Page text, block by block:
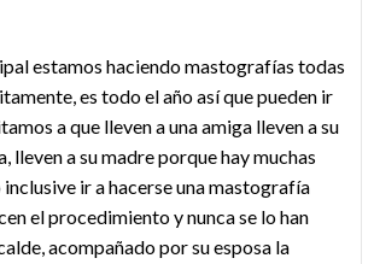
estamos haciendo mastografías todas
es todo el año así que pueden ir
a que lleven a una amiga lleven a su
lleven a su madre porque hay muchas
inclusive ir a hacerse una mastografía
el procedimiento y nunca se lo han
acompañado por su esposa la